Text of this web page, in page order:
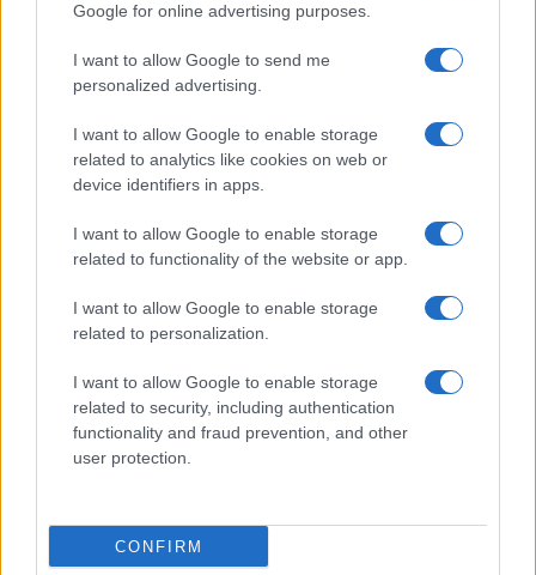
Google for online advertising purposes.
I want to allow Google to send me
personalized advertising.
I want to allow Google to enable storage
related to analytics like cookies on web or
device identifiers in apps.
I want to allow Google to enable storage
related to functionality of the website or app.
I want to allow Google to enable storage
related to personalization.
I want to allow Google to enable storage
related to security, including authentication
functionality and fraud prevention, and other
user protection.
CONFIRM
© 2026 - VOLOSCONTATO CONSIGLI E DIARI DI VIAGGIO - P.IVA
04827280654 – TESTATA REGISTRATA AL TRIBUNALE DI NOCERA
35792 – ISCRITTA ALL’ANSO (ASSOCIAZIONE NAZIONALE STAMPA
ONLINE)
MAPPA DEL SITO